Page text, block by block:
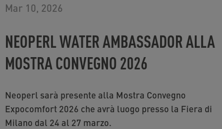
Mar 10, 2026
NEOPERL WATER AMBASSADOR ALLA
MOSTRA CONVEGNO 2026
Neoperl sarà presente alla Mostra Convegno
Expocomfort 2026 che avrà luogo presso la Fiera di
Milano dal 24 al 27 marzo.